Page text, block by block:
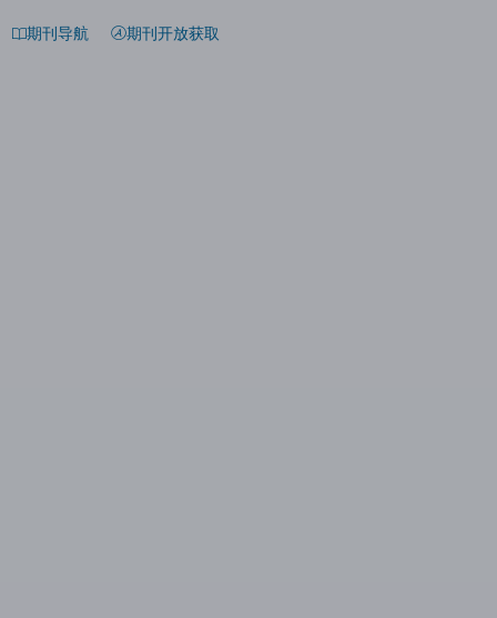
期刊导航 期刊开放获取